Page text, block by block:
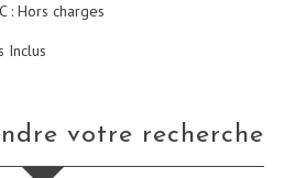
: Hors charges
Inclus
votre recherche